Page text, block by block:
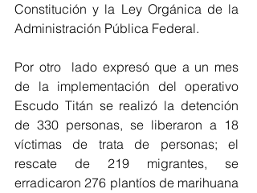
Constitución y la Ley Orgánica de la
Administración Pública Federal.
Por otro  lado expresó que a un mes
de la implementación del operativo
Escudo Titán se realizó la detención
de 330 personas, se liberaron a 18
víctimas de trata de personas; el
rescate de 219 migrantes, se
erradicaron 276 plantíos de marihuana